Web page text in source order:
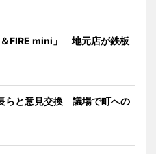
FIRE mini」 地元店が鉄板
らと意見交換 議場で町への